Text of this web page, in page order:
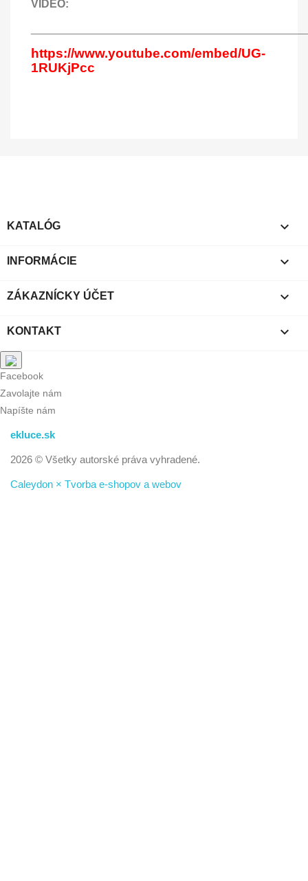
VIDEO:
https://www.youtube.com/embed/UG-
1RUKjPcc
KATALÓG 
INFORMÁCIE 
ZÁKAZNÍCKY ÚČET 
KONTAKT 
Facebook
Zavolajte nám
Napíšte nám
ekluce.sk
2026 © Všetky autorské práva vyhradené.
Caleydon × Tvorba e-shopov a webov